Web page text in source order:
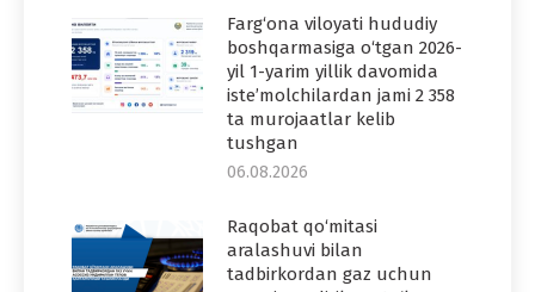
Farg‘ona viloyati hududiy
boshqarmasiga o‘tgan 2026-
yil 1-yarim yillik davomida
iste’molchilardan jami 2 358
ta murojaatlar kelib
tushgan
06.08.2026
Raqobat qo‘mitasi
aralashuvi bilan
tadbirkordan gaz uchun